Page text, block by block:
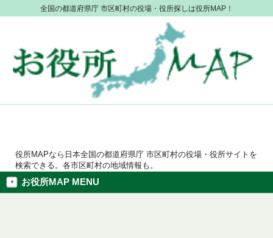
全国の都道府県庁 市区町村の役場・役所探しは役所MAP！
役所MAPなら日本全国の都道府県庁 市区町村の役場・役所サイトを
検索できる。各市区町村の地域情報も。
お役所MAP MENU